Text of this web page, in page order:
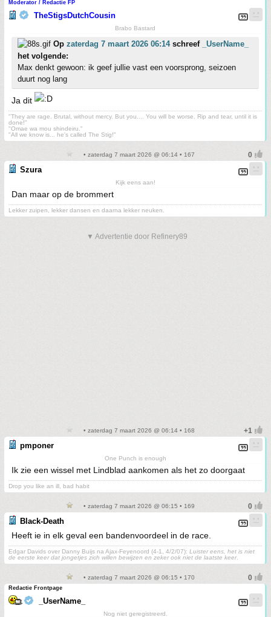
Moderator / Redactie FP
TheStigsDutchCousin
Brabo Bastard
Op zaterdag 7 maart 2026 06:14schreef
_UserName_
het volgende:
Max denkt gewoon: ik geef jullie vast een voorsprong, seizoen
duurt nog lang
Ja dit
"They are rage. Brutal, without mercy. But you.... You will be worse. Rip and tear, until it is
done!"
"Omae wa mou shindeiru."
"All we know is... he's called The Stig!"
• zaterdag 7 maart 2026 @ 06:14 • 167
Szura
Kijk eens aan!
Dan maar op de brommert
Lekker zuipen, lekker dansen en daarna lekker neuken.
▼ Advertentie door Refinery89
• zaterdag 7 maart 2026 @ 06:14 • 168
pmponer
One Punch is enough
Ik zie een wissel met Lindblad aankomen als het zo doorgaat
Drop you like an ill, bad habit
• zaterdag 7 maart 2026 @ 06:15 • 169
Black-Death
Heeft ie in elk geval een bandenvoordeel in de race.
Edgar Davids over Danny Buijs na Ajax-Feyenoord (4-1, 4/2/07): Luister eens, het is niet
de eerste keer dat jongetjes zich willen bewijzen en zeker ook niet de laatste keer.
• zaterdag 7 maart 2026 @ 06:15 • 170
Redactie Frontpage
_UserName_
Nog niet geregistreerd.